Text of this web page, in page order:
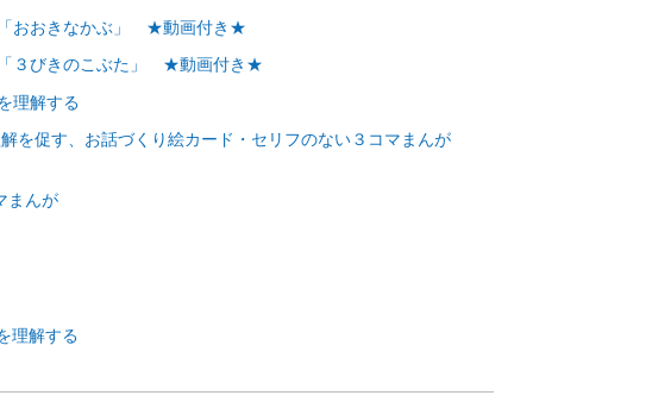
おおきなかぶ」 ★動画付き★
３びきのこぶた」 ★動画付き★
理解する
を促す、お話づくり絵カード・セリフのない３コマまんが
まんが
理解する